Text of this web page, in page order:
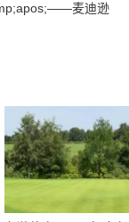
麦迪逊